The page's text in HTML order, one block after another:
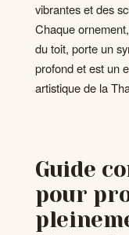
vibrantes et des
Chaque
du toit, porte un
profond et est un
artistique de la
Guide
pour